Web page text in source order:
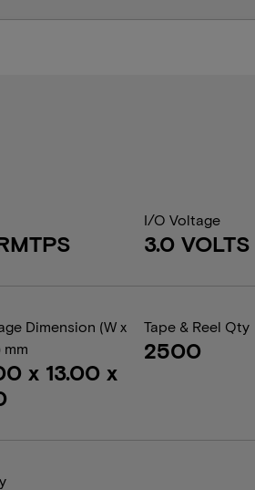
I/O Voltage
3.0 VOLTS
Dimension (W x
mm
x 13.00 x
Tape & Reel Qty
2500